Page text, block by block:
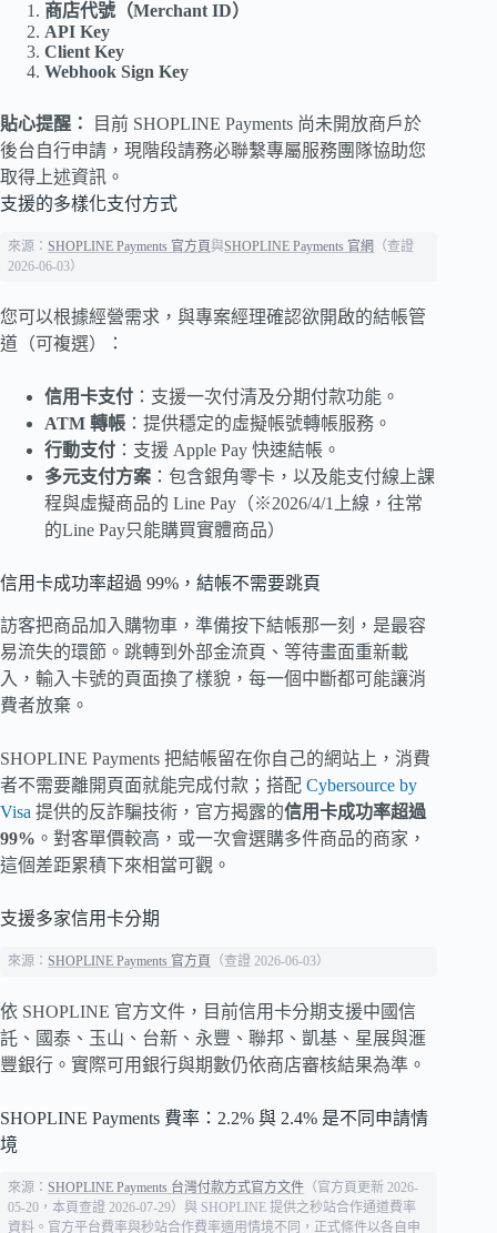
商店代號（Merchant ID）
API Key
Client Key
Webhook Sign Key
貼心提醒：
目前 SHOPLINE Payments 尚未開放商戶於
後台自行申請，現階段請務必聯繫專屬服務團隊協助您
取得上述資訊。
支援的多樣化支付方式
來源：SHOPLINE Payments 官方頁與SHOPLINE Payments 官網
（查證
2026-06-03）
您可以根據經營需求，與專案經理確認欲開啟的結帳管
道（可複選）：
信用卡支付 ：支援一次付清及分期付款功能。
ATM 轉帳 ：提供穩定的虛擬帳號轉帳服務。
行動支付 ：支援 Apple Pay 快速結帳。
多元支付方案 ：包含銀角零卡，以及能支付線上課
程與虛擬商品的 Line Pay（※2026/4/1上線，往常
的Line Pay只能購買實體商品）
信用卡成功率超過 99%，結帳不需要跳頁
訪客把商品加入購物車，準備按下結帳那一刻，是最容
易流失的環節。跳轉到外部金流頁、等待畫面重新載
入，輸入卡號的頁面換了樣貌，每一個中斷都可能讓消
費者放棄。
SHOPLINE Payments 把結帳留在你自己的網站上，消費
者不需要離開頁面就能完成付款；搭配 Cybersource by
Visa 提供的反詐騙技術，官方揭露的信用卡成功率超過
99% 。對客單價較高，或一次會選購多件商品的商家，
這個差距累積下來相當可觀。
支援多家信用卡分期
來源：SHOPLINE Payments 官方頁 （查證 2026-06-03）
依 SHOPLINE 官方文件，目前信用卡分期支援中國信
託、國泰、玉山、台新、永豐、聯邦、凱基、星展與滙
豐銀行。實際可用銀行與期數仍依商店審核結果為準。
SHOPLINE Payments 費率：2.2% 與 2.4% 是不同申請情
境
來源：SHOPLINE Payments 台灣付款方式官方文件 （官方頁更新 2026-
05-20，本頁查證 2026-07-29）與 SHOPLINE 提供之秒站合作通道費率
資料。官方平台費率與秒站合作費率適用情境不同，正式條件以各自申